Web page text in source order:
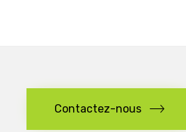
Contactez-nous